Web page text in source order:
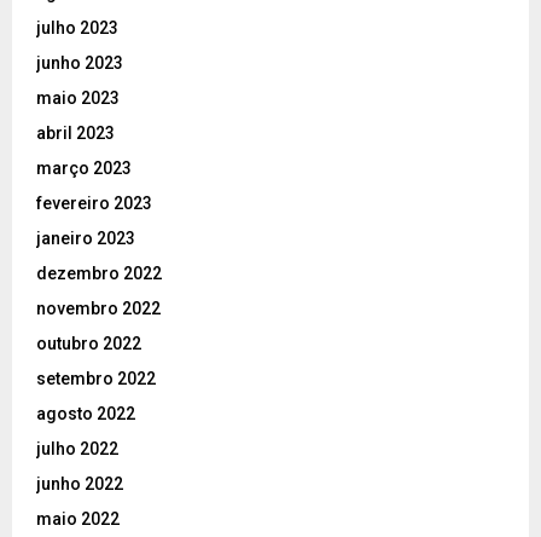
julho 2023
junho 2023
maio 2023
abril 2023
março 2023
fevereiro 2023
janeiro 2023
dezembro 2022
novembro 2022
outubro 2022
setembro 2022
agosto 2022
julho 2022
junho 2022
maio 2022